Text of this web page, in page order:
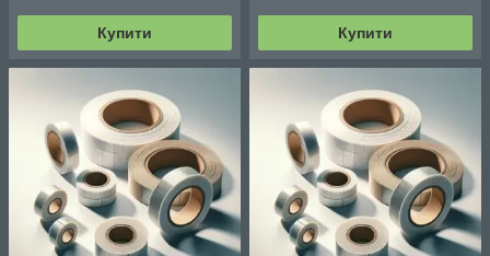
Купити Купити